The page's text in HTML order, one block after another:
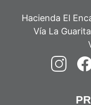
Hacienda El
Vía La